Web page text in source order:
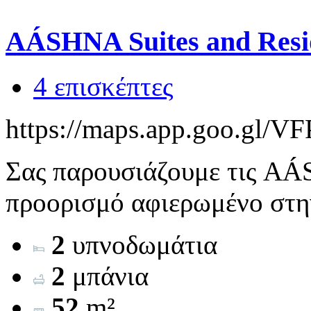
AÁSHNA Suites and
4 επισκέπτες
https://maps.app.goo.gl/
Σας παρουσιάζουμε τις
προορισμό αφιερωμένο
2 υπνοδωμάτια
2 μπάνια